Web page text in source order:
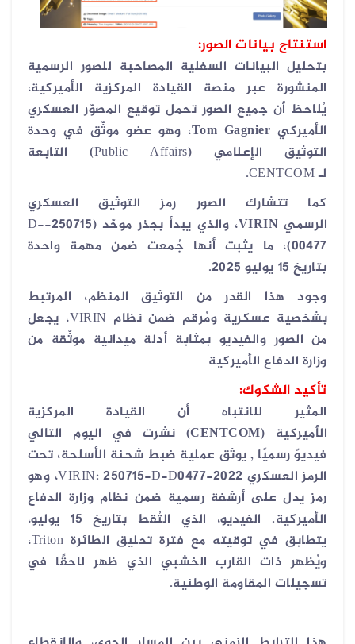
استنتاج بيانات الصور:
بتحليل البيانات السفلية المصاحبة للصور الرسمية
المنشورة عبر منصة القيادة المركزية الأميركية،
يُلاحظ أن جميع الصور تحمل توقيع المصوّر العسكري
الأميركي Tom Gagnier، وهو عضو موثّق في وحدة
التوثيق الإعلامي (Public Affairs)
التابعة
لـCENTCOM.
كما تتشارك الصور رمز التوثيق العسكري
الرسمي VIRIN، والذي يبدأ بجذر موحّد
(250715-D-
00477) ، ما يثبت أنها جُمعت ضمن مهمة واحدة
بتاريخ 15 يوليو 2025
.
وجود هذا القدر من التوثيق المنظم، المرتبط
بشخصية عسكرية ومُرقم ضمن نظام
، يجعل
من الصور والفيديو بمثابة أدلة ميدانية موثّقة من
وزارة الدفاع الأميركية
تأكيد الشكوك:
المثير للانتباه أن القيادة المركزية
الأميركية (CENTCOM)
نشرت في اليوم التالي
فيديوً رسميًا , يوثق عملية ضبط شحنة الأسلحة، تحت
الرمز العسكري
، وهو
رمز يدل على أرشفة رسمية ضمن نظام وزارة الدفاع
الأميركية. الفيديو، الذي التُقط بتاريخ 15 يوليو،
يتطابق في توقيته مع فترة تحليق الطائرةTriton
،
ويُظهر ذات القارب الخشبي الذي ظهر لاحقًا في
تسجيلات المقاومة الوطنية.